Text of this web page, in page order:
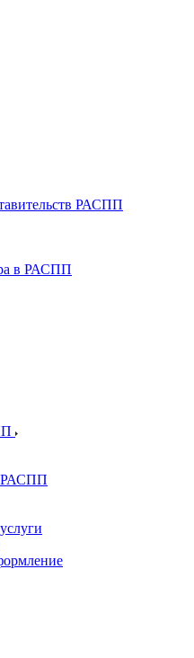
РАСПП
в РАСПП
РАСПП